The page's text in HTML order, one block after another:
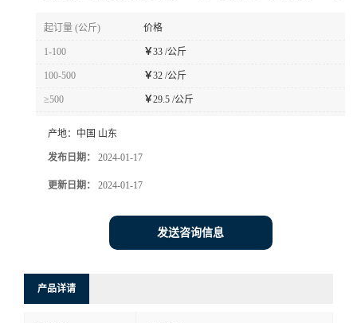
起订量 (公斤) 价格
1-100 ￥33 /公斤
100-500 ￥32 /公斤
≥500 ￥29.5 /公斤
产地： 中国 山东
发布日期： 2024-01-17
更新日期： 2024-01-17
发送咨询信息
产品详请